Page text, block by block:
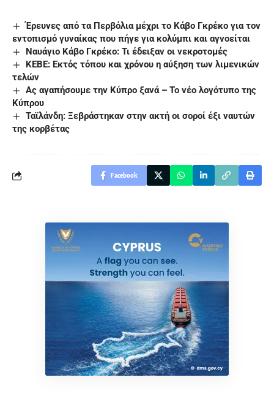
Έρευνες από τα Περβόλια μέχρι το Κάβο Γκρέκο για τον
εντοπισμό γυναίκας που πήγε για κολύμπι και αγνοείται
Ναυάγιο Κάβο Γκρέκο: Τι έδειξαν οι νεκροτομές
ΚΕΒΕ: Εκτός τόπου και χρόνου η αύξηση των λιμενικών
τελών
Ας αγαπήσουμε την Κύπρο ξανά – Το νέο λογότυπο της
Κύπρου
Ταϊλάνδη: Ξεβράστηκαν στην ακτή οι σοροί έξι ναυτών
της κορβέτας
Facebook